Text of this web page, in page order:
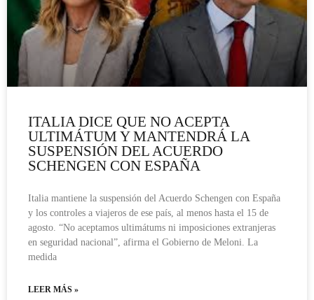
ITALIA DICE QUE NO ACEPTA
ULTIMÁTUM Y MANTENDRÁ LA
SUSPENSIÓN DEL ACUERDO
SCHENGEN CON ESPAÑA
Italia mantiene la suspensión del Acuerdo Schengen con España
y los controles a viajeros de ese país, al menos hasta el 15 de
agosto. “No aceptamos ultimátums ni imposiciones extranjeras
en seguridad nacional”, afirma el Gobierno de Meloni. La
medida
LEER MÁS »